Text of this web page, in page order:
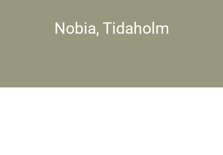
Nobia, Tidaholm